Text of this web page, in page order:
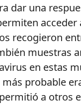
dar una
recogieron
muestras
en estas
probable
a otros